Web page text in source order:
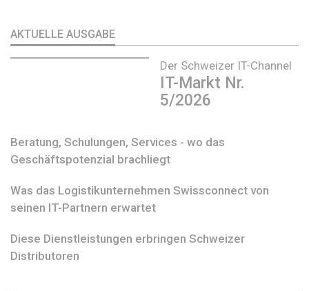
AKTUELLE AUSGABE
Der Schweizer IT-Channel
IT-Markt Nr.
5/2026
Beratung, Schulungen, Services - wo das
Geschäftspotenzial brachliegt
Was das Logistikunternehmen Swissconnect von
seinen IT-Partnern erwartet
Diese Dienstleistungen erbringen Schweizer
Distributoren